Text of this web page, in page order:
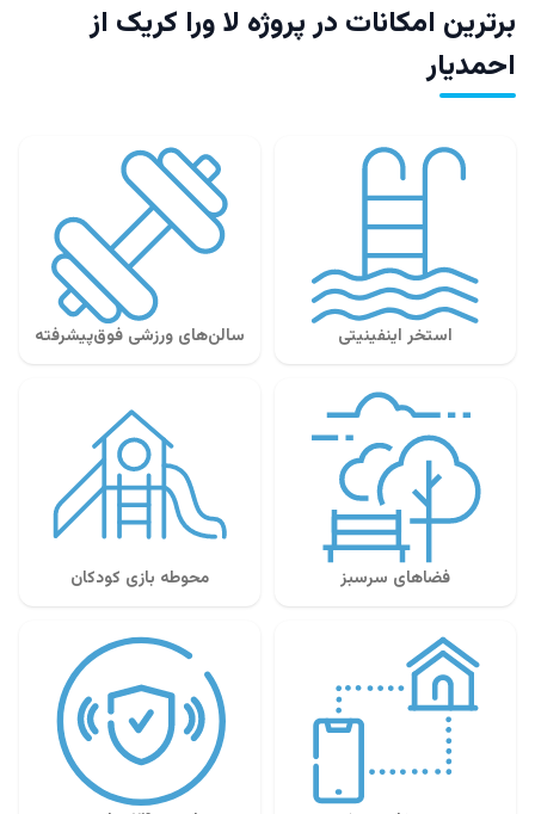
برترین امکانات در پروژه لا ورا کریک از
احمدیار
استخر اینفینیتی سالن‌های ورزشی فوق‌پیشرفته
فضاهای سرسبز محوطه بازی کودکان